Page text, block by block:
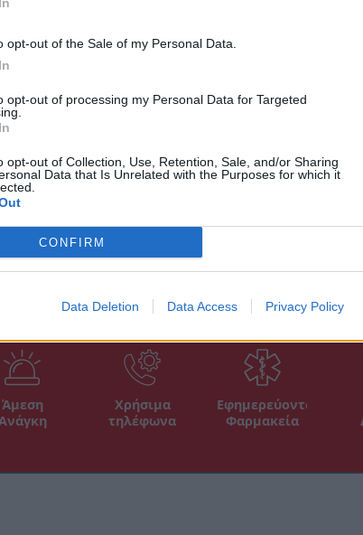
opt-out of the Sale of my Personal Data.
opt-out of processing my Personal Data for Targeted
opt-out of Collection, Use, Retention, Sale, and/or Sharing
Data that Is Unrelated with the Purposes for which it
CONFIRM
Data Deletion Data Access Privacy Policy
παντού στο διαδίκτυο.
τεθεί στην υπηρεσία της πόλης!
της Σπάρτης
Άμεση
Χρήσιμα
τηλέφωνα
Εφημερεύοντα
Φαρμακεία